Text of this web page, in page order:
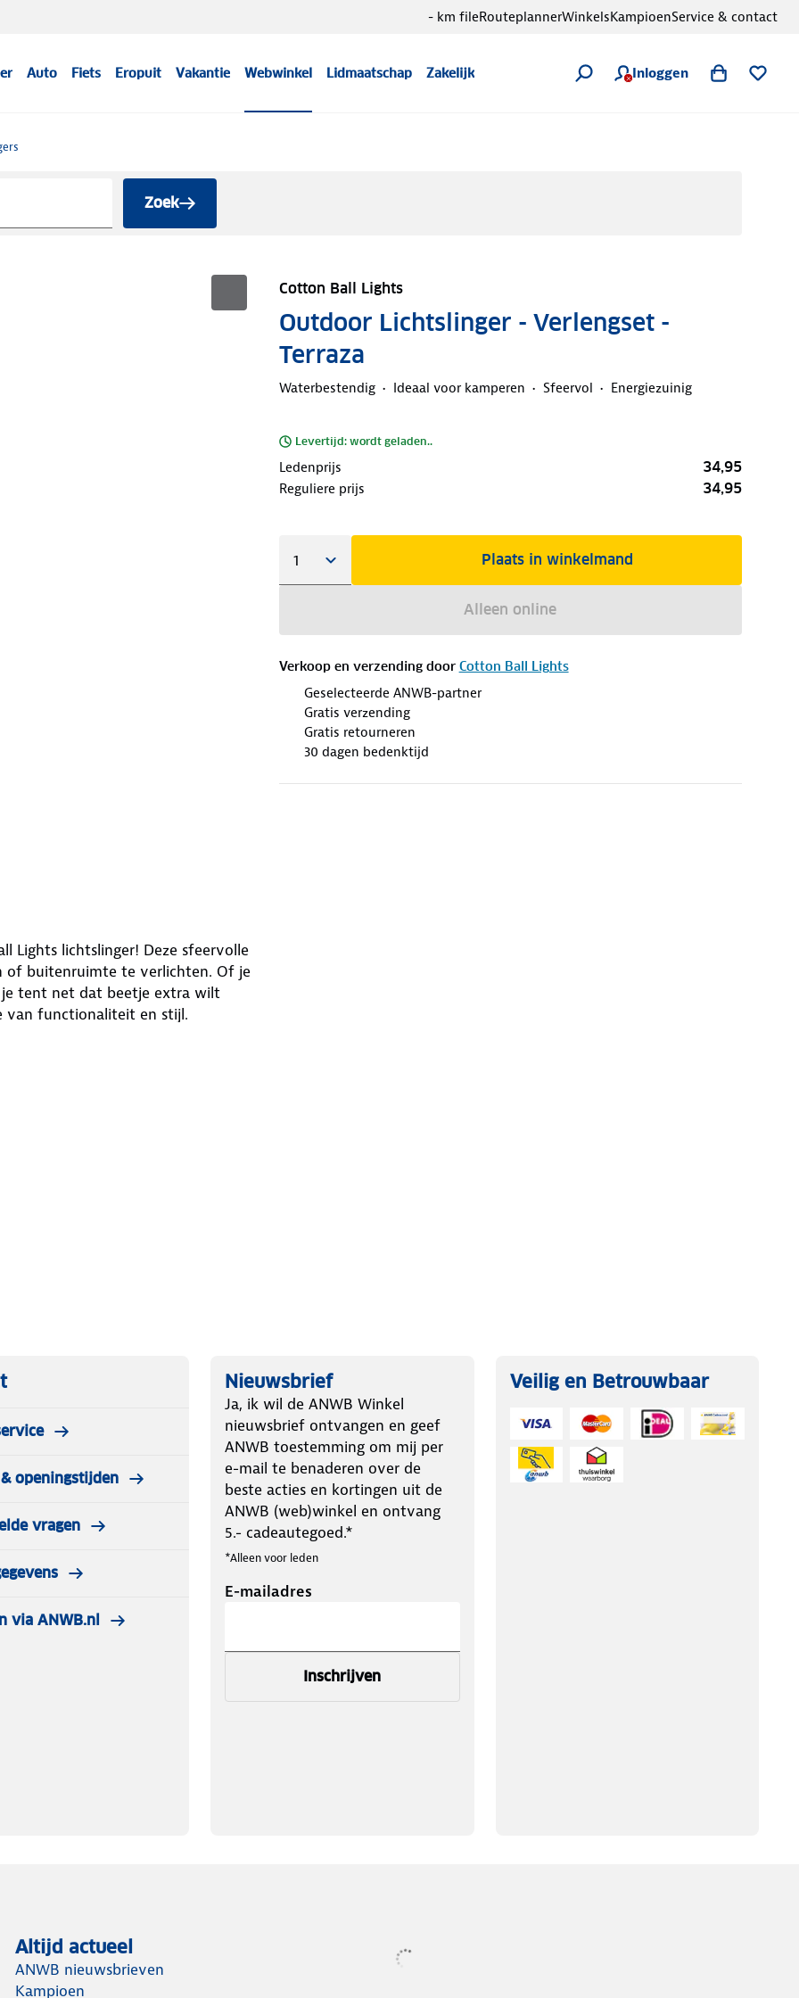
Auto Fiets Eropuit Vakantie Webwinkel Lidmaatschap Zakelijk Inloggen
- km fileRouteplannerWinkelsKampioenService & contact
Zoek
Cotton Ball Lights
Outdoor Lichtslinger - Verlengset -
Terraza
Waterbestendig Ideaal voor kamperen Sfeervol Energiezuinig
Levertijd: wordt geladen..
Ledenprijs 34,95
Reguliere prijs 34,95
Plaats in winkelmand
Alleen online
Verkoop en verzending door Cotton Ball Lights
Geselecteerde ANWB-partner
Gratis verzending
Gratis retourneren
30 dagen bedenktijd
Lights lichtslinger! Deze sfeervolle
of buitenruimte te verlichten. Of je
tent net dat beetje extra wilt
van functionaliteit en stijl.
voor op reis.
als buitengebruik.
om jouw kampeerplek een
adapter
eerst voor een Starter kit!
kan) + 2,4 meter aan lampjes.
lichtslinger met 20 lampjes.
Dit is dus een verlengstuk
openingstijden
vragen
via ANWB.nl
Nieuwsbrief
Ja, ik wil de ANWB Winkel
nieuwsbrief ontvangen en geef
ANWB toestemming om mij per
e-mail te benaderen over de
beste acties en kortingen uit de
ANWB (web)winkel en ontvang
5.- cadeautegoed.*
*Alleen voor leden
E-mailadres
Inschrijven
Veilig en Betrouwbaar
Altijd actueel
ANWB nieuwsbrieven
Kampioen